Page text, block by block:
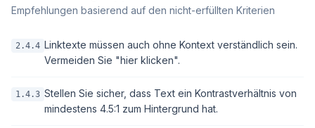
Empfehlungen basierend auf den nicht-erfüllten Kriterien
2.4.4 Linktexte müssen auch ohne Kontext verständlich sein.
Vermeiden Sie "hier klicken".
1.4.3 Stellen Sie sicher, dass Text ein Kontrastverhältnis von
mindestens 4.5:1 zum Hintergrund hat.